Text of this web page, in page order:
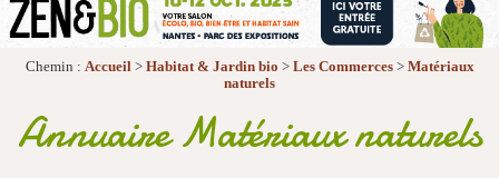
Chemin : Accueil> Habitat & Jardin bio > Les Commerces> Matériaux
naturels
Annuaire Matériaux naturels